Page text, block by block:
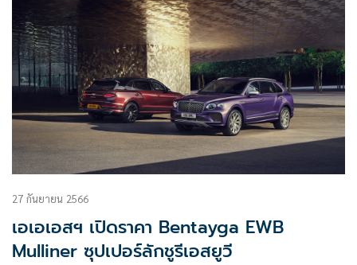
27 กันยายน 2566
เอเอเอสฯ เปิดราคา Bentayga EWB
Mulliner ซุปเปอร์ลักชูรีเอสยูวี